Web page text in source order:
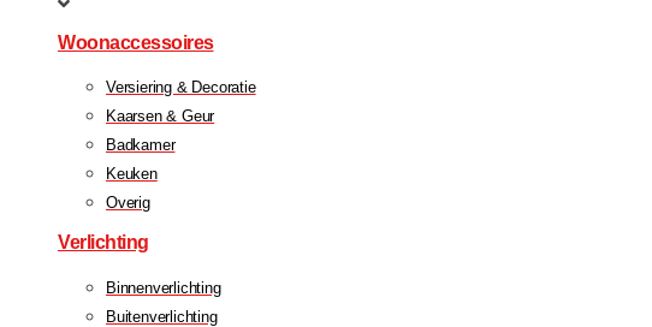
Woonaccessoires
Versiering & Decoratie
Kaarsen & Geur
Badkamer
Keuken
Overig
Verlichting
Binnenverlichting
Buitenverlichting